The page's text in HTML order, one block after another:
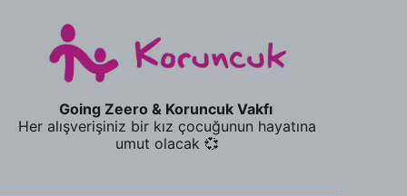
Going Zeero & Koruncuk Vakfı
Her alışverişiniz bir kız çocuğunun hayatına
umut olacak 💞